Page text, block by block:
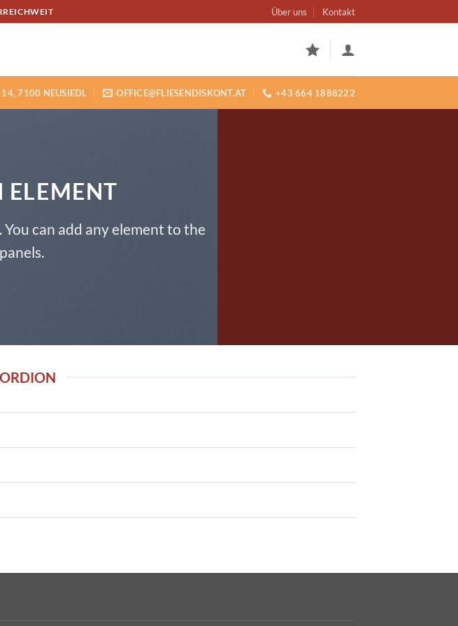
Über uns Kontakt
14, 7100 NEUSIEDL OFFICE@FLIESENDISKONT.AT +43 664 1888222
can add any element to the